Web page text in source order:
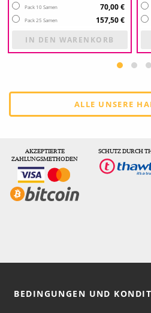
Pack 10 Samen 70,00 €
Pack 25 Samen
157,50 €
IN DEN WARENKORB
ALLE UNSERE
AKZEPTIERTE
ZAHLUNGSMETHODEN
SCHUTZ DURCH
BEDINGUNGEN UND